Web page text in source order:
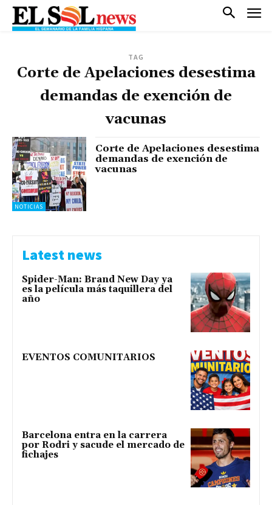
TAG
Corte de Apelaciones desestima
demandas de exención de
vacunas
NOTICIAS
Corte de Apelaciones desestima
demandas de exención de
vacunas
Latest news
Spider-Man: Brand New Day ya
es la película más taquillera del
año
EVENTOS COMUNITARIOS
Barcelona entra en la carrera
por Rodri y sacude el mercado de
fichajes